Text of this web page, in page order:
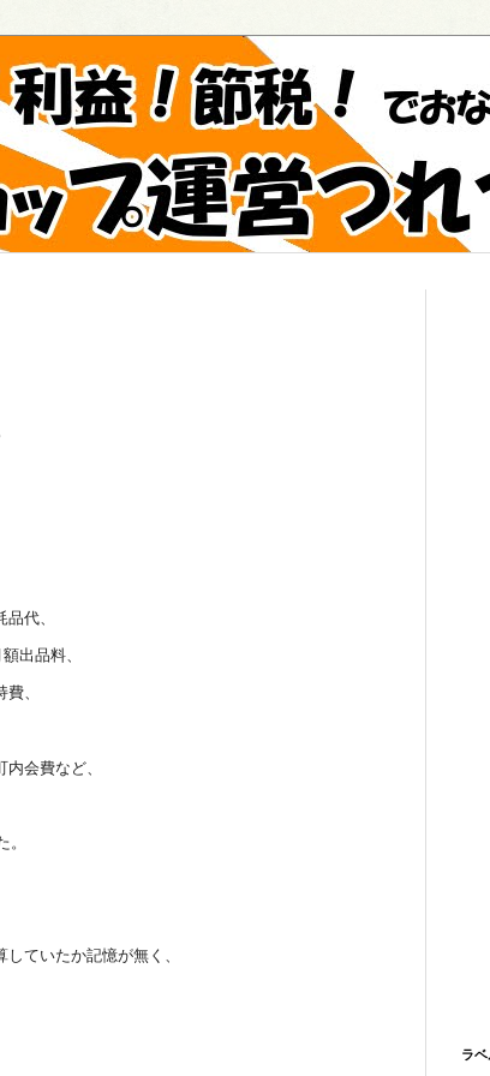
代、
出品料、
、
会費など、
ていたか記憶が無く、
ラベ